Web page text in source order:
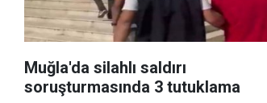
Muğla'da silahlı saldırı
soruşturmasında 3 tutuklama